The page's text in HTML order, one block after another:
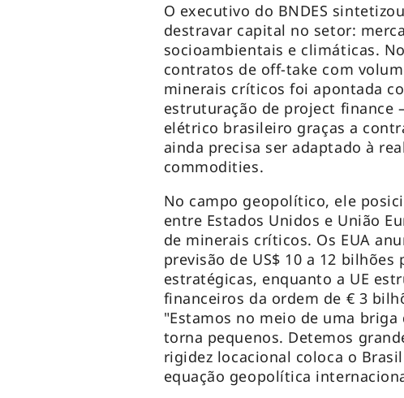
O executivo do BNDES
destravar capital no setor:
socioambientais e climáticas.
contratos de off-take com
minerais críticos foi apontada
estruturação de project
elétrico brasileiro graças a
ainda precisa ser adaptado à
commodities.
No campo geopolítico, ele
entre Estados Unidos e União
de minerais críticos. Os EUA
previsão de US$ 10 a 12
estratégicas, enquanto a UE
financeiros da ordem de € 3
"Estamos no meio de uma
torna pequenos. Detemos
rigidez locacional coloca o
equação geopolítica